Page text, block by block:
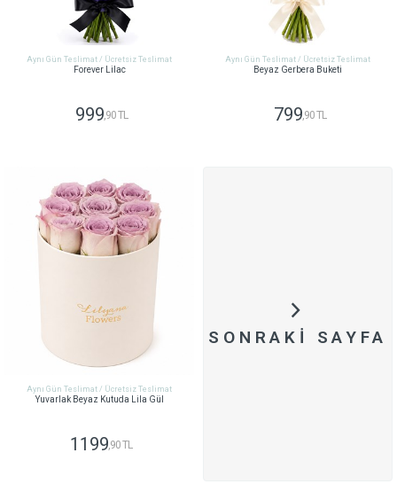
Aynı Gün Teslimat / Ücretsiz Teslimat
Forever Lilac
999,90 TL
Aynı Gün Teslimat / Ücretsiz Teslimat
Beyaz Gerbera Buketi
799,90 TL
Aynı Gün Teslimat / Ücretsiz Teslimat
Yuvarlak Beyaz Kutuda Lila Gül
1199,90 TL
SONRAKI SAYFA